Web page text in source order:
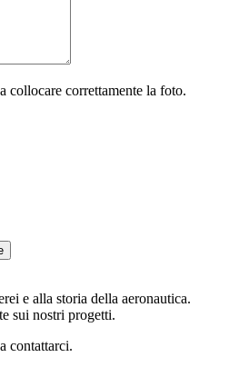
collocare correttamente la foto.
e alla storia della aeronautica.
sui nostri progetti.
contattarci.